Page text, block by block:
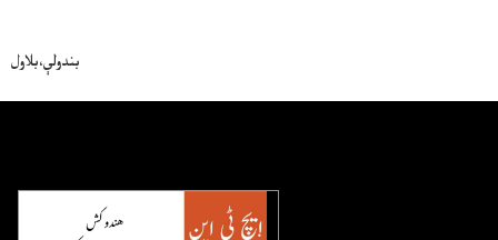
بندولې،بلاول